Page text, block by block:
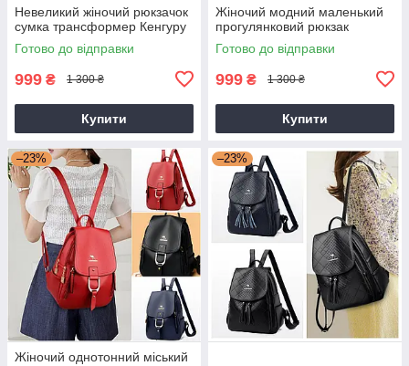
Невеликий жіночий рюкзачок
сумка трансформер Кенгуру
Готово до відправки
999 ₴ 1 300 ₴
Купити
Жіночий модний маленький
прогулянковий рюкзак
Готово до відправки
999 ₴ 1 300 ₴
Купити
–23%
Жіночий однотонний міський
–23%